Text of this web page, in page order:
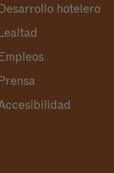
hotelero